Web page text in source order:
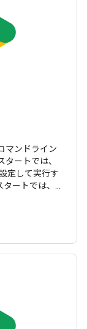
マンドライン
ートでは、
定して実行す
ートでは、テ
選択する前